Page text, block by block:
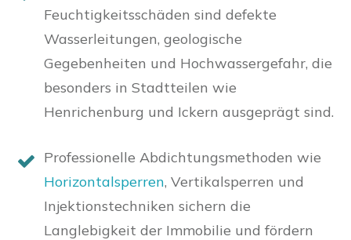
Feuchtigkeitsschäden sind defekte
Wasserleitungen, geologische
Gegebenheiten und Hochwassergefahr, die
besonders in Stadtteilen wie
Henrichenburg und Ickern ausgeprägt sind.
Professionelle Abdichtungsmethoden wie
Horizontalsperren, Vertikalsperren und
Injektionstechniken sichern die
Langlebigkeit der Immobilie und fördern